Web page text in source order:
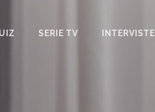
SERIE TV INTERVISTE